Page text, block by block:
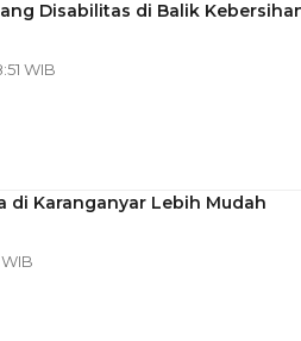
Disabilitas di Balik
WIB
di Karanganyar Lebih Mudah